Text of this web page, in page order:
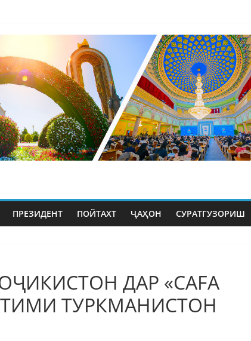
ПРЕЗИДЕНТ ПОЙТАХТ ҶАҲОН СУРАТГУЗОРИШ
ДАР «CAFA
ТИМИ ТУРКМАНИСТОН